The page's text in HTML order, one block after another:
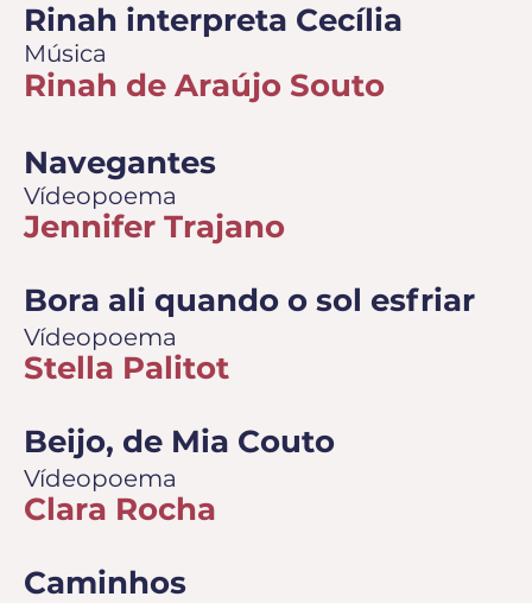
Rinah interpreta Cecília
Música
Rinah de Araújo Souto
Navegantes
Vídeopoema
Jennifer Trajano
Bora ali quando o sol esfriar
Vídeopoema
Stella Palitot
Beijo, de Mia Couto
Vídeopoema
Clara Rocha
Caminhos